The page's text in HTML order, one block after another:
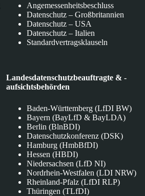
Angemessenheitsbeschluss
Datenschutz – Großbritannien
Datenschutz – USA
Datenschutz – Italien
Standardvertragsklauseln
Landesdatenschutzbeauftragte & -
aufsichtsbehörden
Baden-Württemberg (LfDI BW)
Bayern (BayLfD & BayLDA)
Berlin (BlnBDI)
Datenschutzkonferenz (DSK)
Hamburg (HmbBfDI)
Hessen (HBDI)
Niedersachsen (LfD NI)
Nordrhein-Westfalen (LDI NRW)
Rheinland-Pfalz (LfDI RLP)
Thüringen (TLfDI)